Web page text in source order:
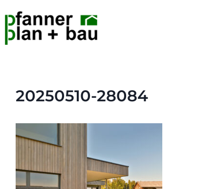
20250510-28084